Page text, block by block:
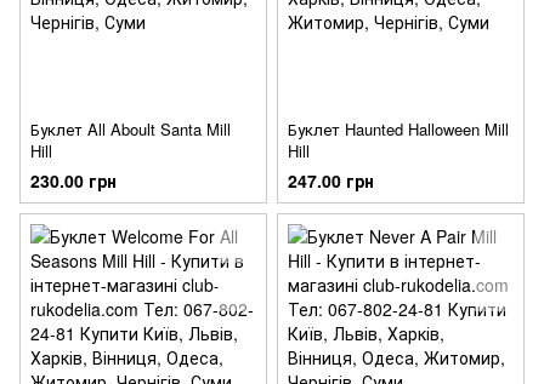
Буклет All Aboult Santa Mill
Hill
230.00 грн
Буклет Haunted Halloween Mill
Hill
247.00 грн